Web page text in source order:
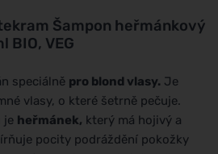
Šampon heřmánkový
BIO, VEG
speciálně pro blond vlasy. Je
vlasy, o které šetrně pečuje.
je heřmánek, který má hojivý a
pocity podráždění pokožky